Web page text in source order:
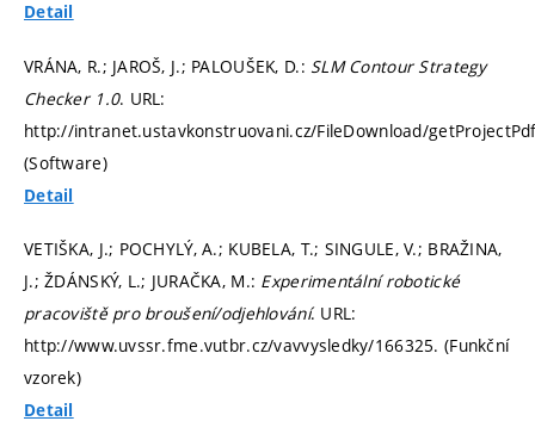
Detail
VRÁNA, R.; JAROŠ, J.; PALOUŠEK, D.: SLM Contour Strategy
Checker 1.0. URL:
http://intranet.ustavkonstruovani.cz/FileDownload/
(Software)
Detail
VETIŠKA, J.; POCHYLÝ, A.; KUBELA, T.; SINGULE, V.; BRAŽINA,
J.; ŽDÁNSKÝ, L.; JURAČKA, M.: Experimentální robotické
pracoviště pro broušení/odjehlování. URL:
http://www.uvssr.fme.vutbr.cz/vavvysledky/166325. (Funkční
vzorek)
Detail